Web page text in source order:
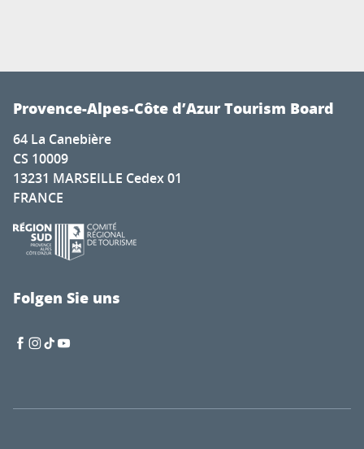
Provence-Alpes-Côte d’Azur Tourism Board
64 La Canebière
CS 10009
13231 MARSEILLE Cedex 01
FRANCE
Folgen Sie uns